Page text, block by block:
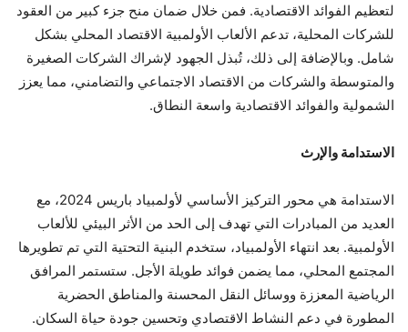
لتعظيم الفوائد الاقتصادية. فمن خلال ضمان منح جزء كبير من العقود
للشركات المحلية، تدعم الألعاب الأولمبية الاقتصاد المحلي بشكل
شامل. وبالإضافة إلى ذلك، تُبذل الجهود لإشراك الشركات الصغيرة
والمتوسطة والشركات من الاقتصاد الاجتماعي والتضامني، مما يعزز
الشمولية والفوائد الاقتصادية واسعة النطاق.
الاستدامة والإرث
الاستدامة هي محور التركيز الأساسي لأولمبياد باريس 2024، مع
العديد من المبادرات التي تهدف إلى الحد من الأثر البيئي للألعاب
الأولمبية. بعد انتهاء الأولمبياد، ستخدم البنية التحتية التي تم تطويرها
المجتمع المحلي، مما يضمن فوائد طويلة الأجل. ستستمر المرافق
الرياضية المعززة ووسائل النقل المحسنة والمناطق الحضرية
المطورة في دعم النشاط الاقتصادي وتحسين جودة حياة السكان.